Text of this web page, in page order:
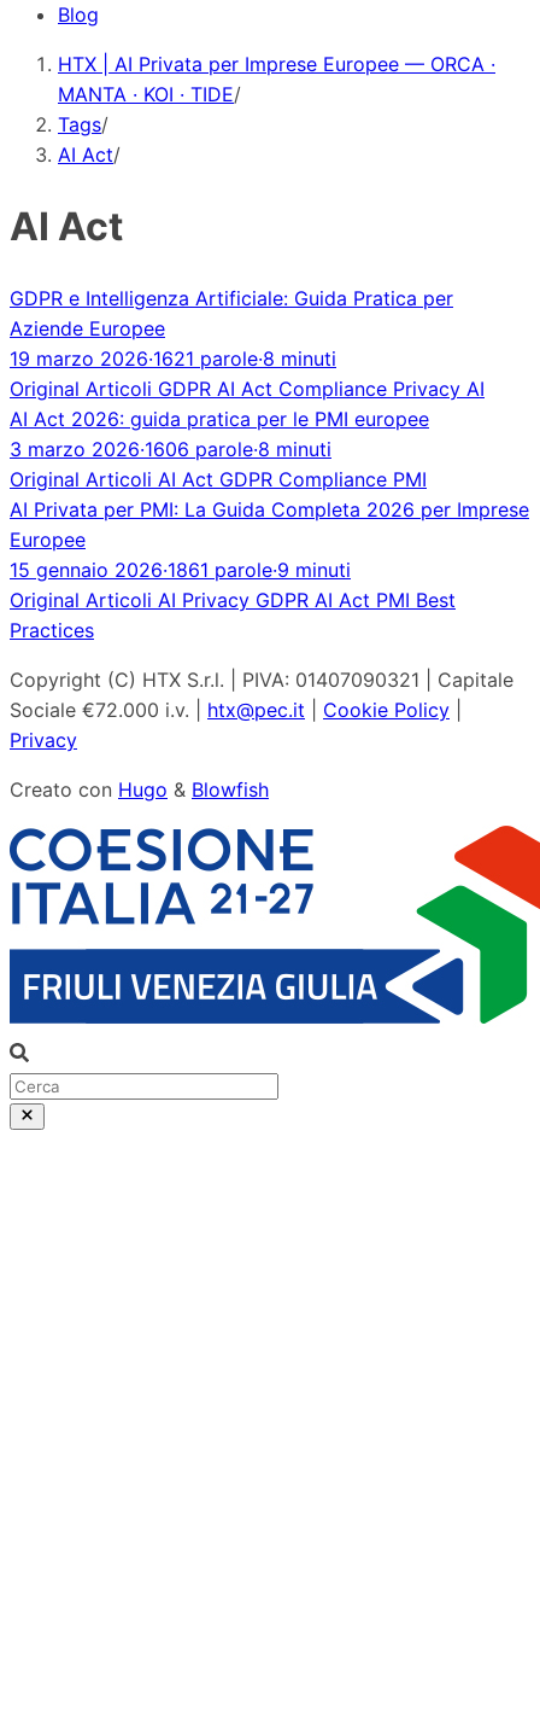
Blog
HTX | AI Privata per Imprese Europee — ORCA ·
MANTA · KOI · TIDE/
Tags/
AI Act/
AI Act
GDPR e Intelligenza Artificiale: Guida Pratica per
Aziende Europee
19 marzo 2026·1621 parole·8 minuti
Original Articoli GDPR AI Act Compliance Privacy AI
AI Act 2026: guida pratica per le PMI europee
3 marzo 2026·1606 parole·8 minuti
Original Articoli AI Act GDPR Compliance PMI
AI Privata per PMI: La Guida Completa 2026 per Imprese
Europee
15 gennaio 2026·1861 parole·9 minuti
Original Articoli AI Privacy GDPR AI Act PMI Best
Practices
Copyright (C) HTX S.r.l. | PIVA: 01407090321 | Capitale
Sociale €72.000 i.v. | htx@pec.it Cookie Policy
Privacy
Creato con Hugo & Blowfish